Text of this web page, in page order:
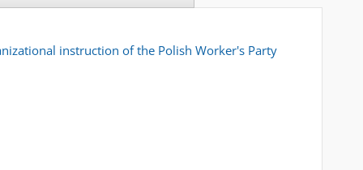
instruction of the Polish Worker's Party